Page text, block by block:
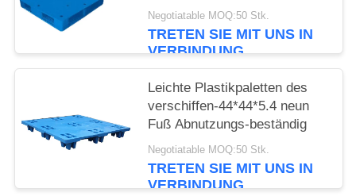
1000*1000mm
Negotiatable MOQ:50 Stk.
TRETEN SIE MIT UNS IN
VERBINDUNG
Leichte Plastikpaletten des
verschiffen-44*44*5.4 neun
Fuß Abnutzungs-beständig
Negotiatable MOQ:50 Stk.
TRETEN SIE MIT UNS IN
VERBINDUNG